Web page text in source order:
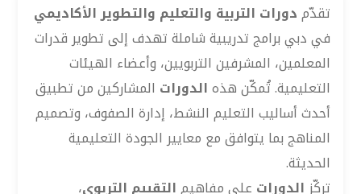
تقدّمدورات التربية والتعليم والتطوير الأكاديمي
في دبي برامج تدريبية شاملة تهدف إلى تطوير قدرات
المعلمين، المشرفين التربويين، وأعضاء الهيئات
التعليمية. تُمكّن هذهالدورات المشاركين من تطبيق
أحدث أساليب التعليم النشط، إدارة الصفوف، وتصميم
المناهج بما يتوافق مع معايير الجودة التعليمية
الحديثة.
تركّز الدورات على مفاهيمالتقييم التربوي،